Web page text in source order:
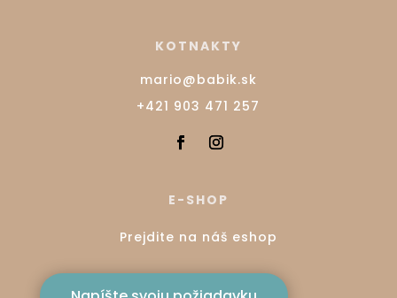
KOTNAKTY
mario@babik.sk
+421 903 471 257
E-SHOP
Prejdite na náš eshop